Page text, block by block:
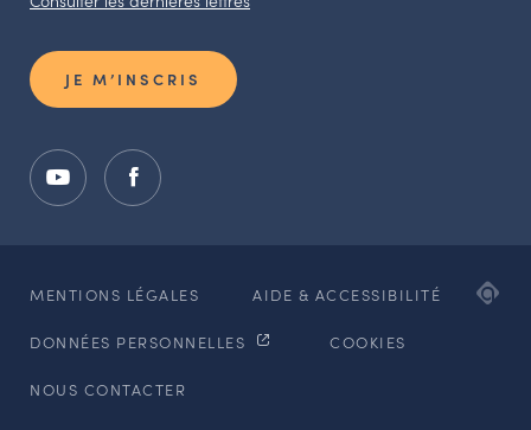
JE M’INSCRIS
MENTIONS LÉGALES AIDE & ACCESSIBILITÉ
DONNÉES PERSONNELLES COOKIES
NOUS CONTACTER